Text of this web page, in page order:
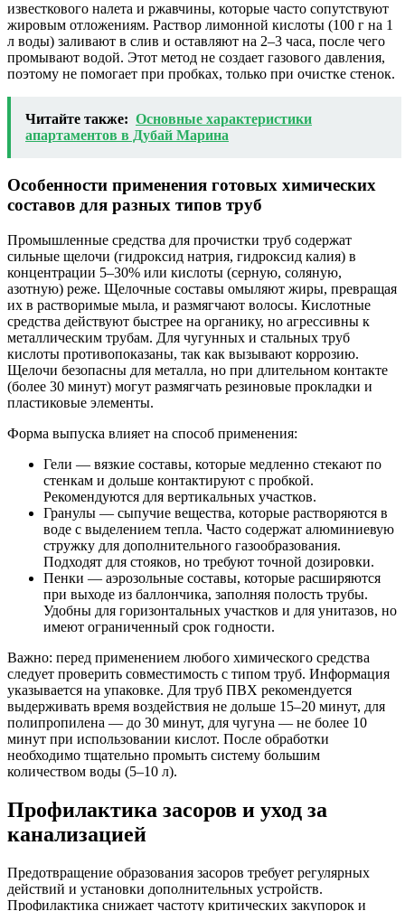
известкового налета и ржавчины, которые часто сопутствуют
жировым отложениям. Раствор лимонной кислоты (100 г на 1
л воды) заливают в слив и оставляют на 2–3 часа, после чего
промывают водой. Этот метод не создает газового давления,
поэтому не помогает при пробках, только при очистке стенок.
Читайте также: Основные характеристики
апартаментов в Дубай Марина
Особенности применения готовых химических
составов для разных типов труб
Промышленные средства для прочистки труб содержат
сильные щелочи (гидроксид натрия, гидроксид калия) в
концентрации 5–30% или кислоты (серную, соляную,
азотную) реже. Щелочные составы омыляют жиры, превращая
их в растворимые мыла, и размягчают волосы. Кислотные
средства действуют быстрее на органику, но агрессивны к
металлическим трубам. Для чугунных и стальных труб
кислоты противопоказаны, так как вызывают коррозию.
Щелочи безопасны для металла, но при длительном контакте
(более 30 минут) могут размягчать резиновые прокладки и
пластиковые элементы.
Форма выпуска влияет на способ применения:
Гели — вязкие составы, которые медленно стекают по
стенкам и дольше контактируют с пробкой.
Рекомендуются для вертикальных участков.
Гранулы — сыпучие вещества, которые растворяются в
воде с выделением тепла. Часто содержат алюминиевую
стружку для дополнительного газообразования.
Подходят для стояков, но требуют точной дозировки.
Пенки — аэрозольные составы, которые расширяются
при выходе из баллончика, заполняя полость трубы.
Удобны для горизонтальных участков и для унитазов, но
имеют ограниченный срок годности.
Важно: перед применением любого химического средства
следует проверить совместимость с типом труб. Информация
указывается на упаковке. Для труб ПВХ рекомендуется
выдерживать время воздействия не дольше 15–20 минут, для
полипропилена — до 30 минут, для чугуна — не более 10
минут при использовании кислот. После обработки
необходимо тщательно промыть систему большим
количеством воды (5–10 л).
Профилактика засоров и уход за
канализацией
Предотвращение образования засоров требует регулярных
действий и установки дополнительных устройств.
Профилактика снижает частоту критических закупорок и